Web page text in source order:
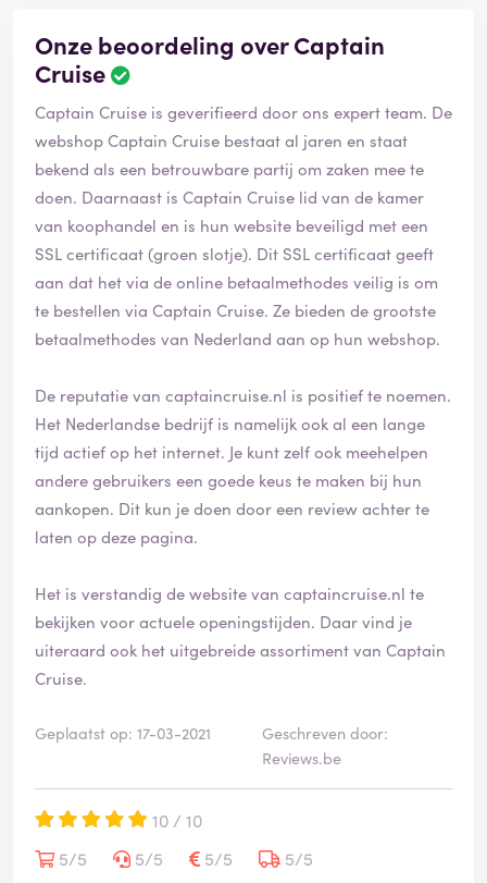
Onze beoordeling over Captain
Cruise
Captain Cruise is geverifieerd door ons expert team. De
webshop Captain Cruise bestaat al jaren en staat
bekend als een betrouwbare partij om zaken mee te
doen. Daarnaast is Captain Cruise lid van de kamer
van koophandel en is hun website beveiligd met een
SSL certificaat (groen slotje). Dit SSL certificaat geeft
aan dat het via de online betaalmethodes veilig is om
te bestellen via Captain Cruise. Ze bieden de grootste
betaalmethodes van Nederland aan op hun webshop.
De reputatie van captaincruise.nl is positief te noemen.
Het Nederlandse bedrijf is namelijk ook al een lange
tijd actief op het internet. Je kunt zelf ook meehelpen
andere gebruikers een goede keus te maken bij hun
aankopen. Dit kun je doen door een review achter te
laten op deze pagina.
Het is verstandig de website van captaincruise.nl te
bekijken voor actuele openingstijden. Daar vind je
uiteraard ook het uitgebreide assortiment van Captain
Cruise.
Geplaatst op: 17-03-2021
Geschreven door:
Reviews.be
10 / 10
5/5
5/5 5/5
5/5